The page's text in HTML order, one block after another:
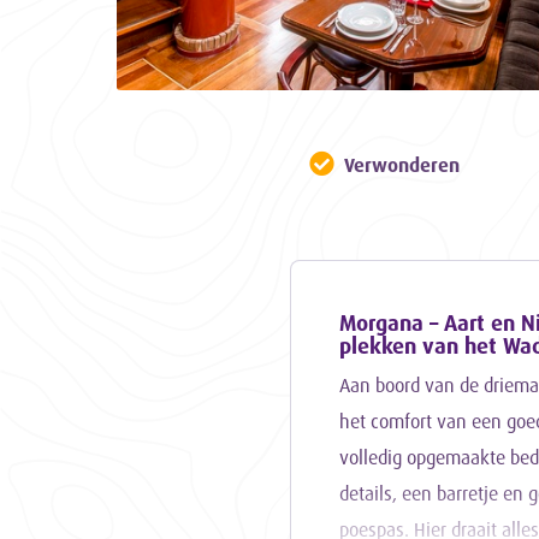
Verwonderen
Morgana – Aart en
plekken van het
Aan boord van de
het comfort van een
volledig opgemaakte
details, een barretje en
poespas. Hier draait